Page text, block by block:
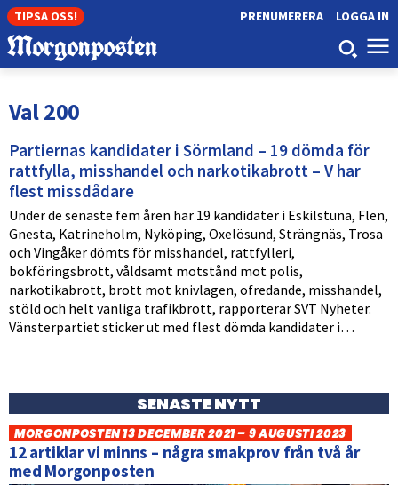
TIPSA OSS! LOGGA IN
PRENUMERERA
Val 200
Partiernas kandidater i Sörmland – 19 dömda för
rattfylla, misshandel och narkotikabrott – V har
flest missdådare
Under de senaste fem åren har 19 kandidater i Eskilstuna, Flen,
Gnesta, Katrineholm, Nyköping, Oxelösund, Strängnäs, Trosa
och Vingåker dömts för misshandel, rattfylleri,
bokföringsbrott, våldsamt motstånd mot polis,
narkotikabrott, brott mot knivlagen, ofredande, misshandel,
stöld och helt vanliga trafikbrott, rapporterar SVT Nyheter.
Vänsterpartiet sticker ut med flest dömda kandidater i…
SENASTE NYTT
MORGONPOSTEN 13 DECEMBER 2021 – 9 AUGUSTI 2023
12 artiklar vi minns – några smakprov från två år
med Morgonposten